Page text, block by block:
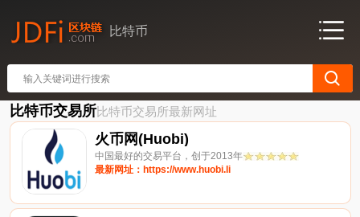
比特币
比特币交易所比特币交易所最新网址
火币网(Huobi)
中国最好的交易平台，创于2013年
最新网址：https://www.huobi.li